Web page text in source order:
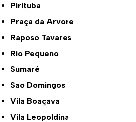
Pirituba
Praça da Arvore
Raposo Tavares
Rio Pequeno
Sumaré
São Domingos
Vila Boaçava
Vila Leopoldina